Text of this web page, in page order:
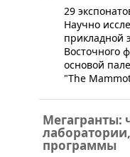
​29
Научно
прикладной
Восточного
основой
"The
Мегагранты:
программы